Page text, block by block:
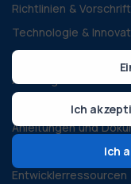
Richtlinien &
Technologie &
Nachhaltigkeit & Grüne
Alle Blogs
Anleitungen und
Entwicklerressourcen
Ich
Ich